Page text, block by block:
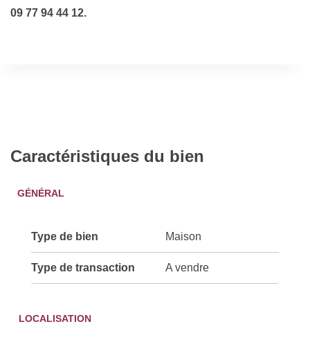
09 77 94 44 12.
Caractéristiques du bien
GÉNÉRAL
Type de bien Maison
Type de transaction A vendre
LOCALISATION